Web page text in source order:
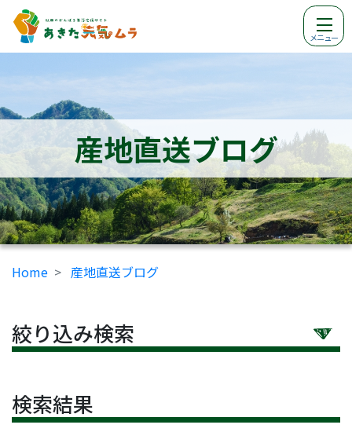
メニュー
産地直送ブログ
Home 産地直送ブログ
絞り込み検索
検索結果